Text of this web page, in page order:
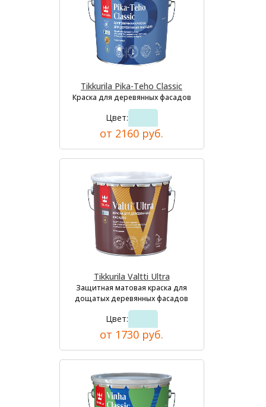
Tikkurila Pika-Teho Classic
Краска для деревянных фасадов
Цвет:
от 2160 руб.
Tikkurila Valtti Ultra
Защитная матовая краска для
дощатых деревянных фасадов
Цвет:
от 1730 руб.